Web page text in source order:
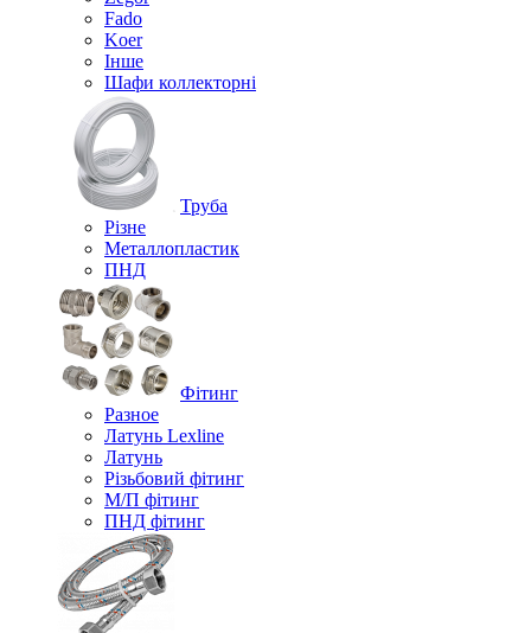
Fado
Koer
Інше
Шафи коллекторні
Труба
Різне
Металлопластик
ПНД
Фітинг
Разное
Латунь Lexline
Латунь
Різьбовий фітинг
М/П фітинг
ПНД фітинг